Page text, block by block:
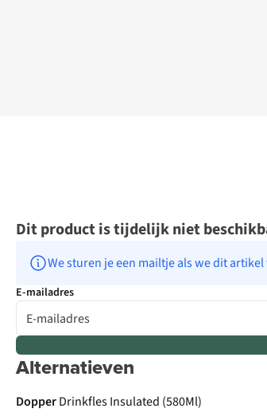
Dit product is tijdelijk niet
We sturen je een mailtje als we dit
E-mailadres
Alternatieven
DopperDrinkfles Insulated (580Ml)